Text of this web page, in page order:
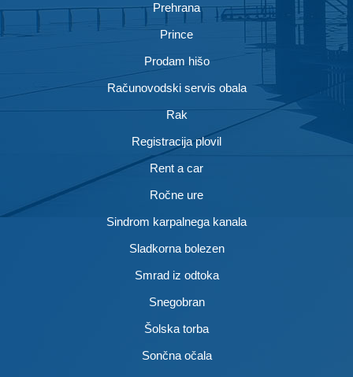
Prehrana
Prince
Prodam hišo
Računovodski servis obala
Rak
Registracija plovil
Rent a car
Ročne ure
Sindrom karpalnega kanala
Sladkorna bolezen
Smrad iz odtoka
Snegobran
Šolska torba
Sončna očala